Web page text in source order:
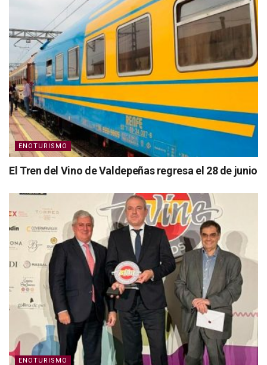
ENOTURISMO
El Tren del Vino de Valdepeñas regresa el 28 de junio
ENOTURISMO